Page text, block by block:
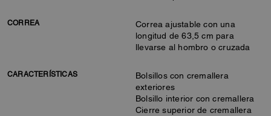
CORREA
Correa ajustable con una
longitud de 63,5 cm para
llevarse al hombro o cruzada
CARACTERÍSTICAS
Bolsillos con cremallera
exteriores
Bolsillo interior con cremallera
Cierre superior de cremallera